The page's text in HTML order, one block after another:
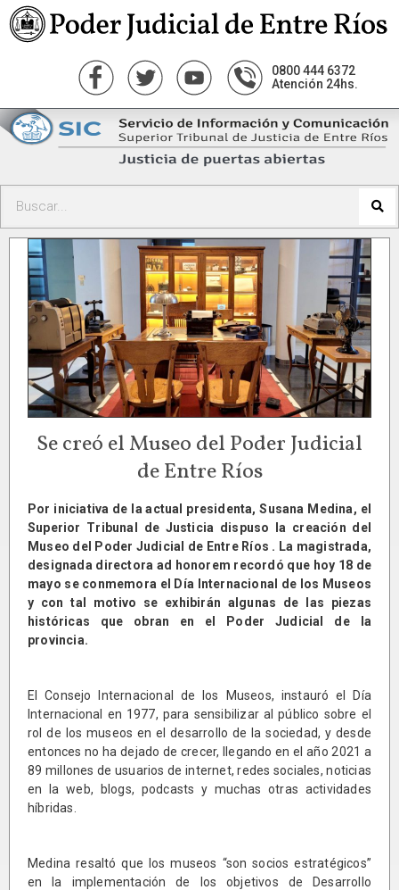
0800 444 6372
Atención 24hs.
Se creó el Museo del Poder Judicial
de Entre Ríos
Por iniciativa de la actual presidenta, Susana Medina, el
Superior Tribunal de Justicia dispuso la creación del
Museo del Poder Judicial de Entre Ríos . La magistrada,
designada directora ad honorem recordó que hoy 18 de
mayo se conmemora el Día Internacional de los Museos
y con tal motivo se exhibirán algunas de las piezas
históricas que obran en el Poder Judicial de la
provincia.
El Consejo Internacional de los Museos, instauró el Día
Internacional en 1977, para sensibilizar al público sobre el
rol de los museos en el desarrollo de la sociedad, y desde
entonces no ha dejado de crecer, llegando en el año 2021 a
89 millones de usuarios de internet, redes sociales, noticias
en la web, blogs, podcasts y muchas otras actividades
híbridas.
Medina resaltó que los museos “son socios estratégicos”
en la implementación de los objetivos de Desarrollo